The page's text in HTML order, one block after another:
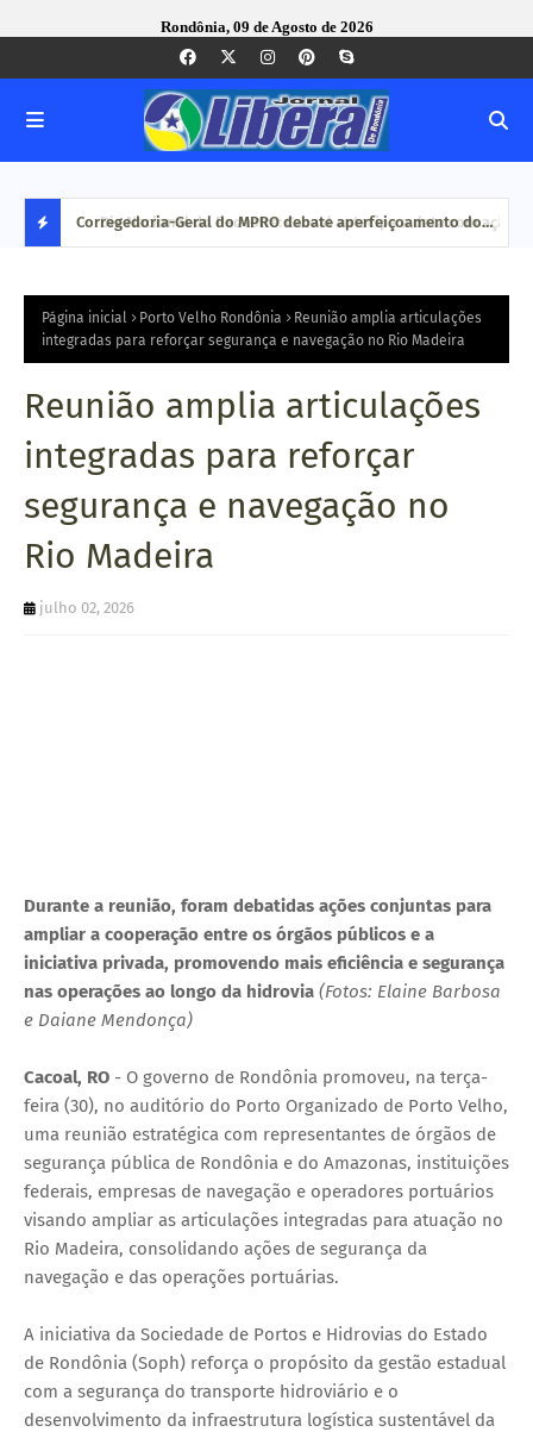
Rondônia, 09 de Agosto de 2026
S
T
Q
U
E
ação Corregedoria-Geral do MPRO debate aperfeiçoamento do
congresso nacional
Página inicial Porto Velho Rondônia
Reunião amplia articulações
integradas para reforçar segurança e navegação no Rio Madeira
Reunião amplia articulações
integradas para reforçar
segurança e navegação no
Rio Madeira
julho 02, 2026
Durante a reunião, foram debatidas ações conjuntas para
ampliar a cooperação entre os órgãos públicos e a
iniciativa privada, promovendo mais eficiência e segurança
nas operações ao longo da hidrovia (Fotos: Elaine Barbosa
e Daiane Mendonça)
Cacoal, RO - O governo de Rondônia promoveu, na terça-
feira (30), no auditório do Porto Organizado de Porto Velho,
uma reunião estratégica com representantes de órgãos de
segurança pública de Rondônia e do Amazonas, instituições
federais, empresas de navegação e operadores portuários
visando ampliar as articulações integradas para atuação no
Rio Madeira, consolidando ações de segurança da
navegação e das operações portuárias.
A iniciativa da Sociedade de Portos e Hidrovias do Estado
de Rondônia (Soph) reforça o propósito da gestão estadual
com a segurança do transporte hidroviário e o
desenvolvimento da infraestrutura logística sustentável da